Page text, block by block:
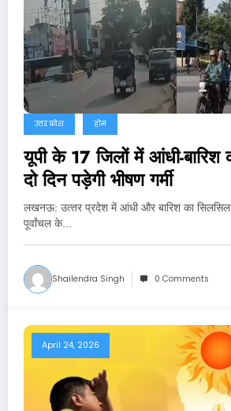
उत्तर प्रदेश होम
यूपी के 17 जिलों में आंधी-बारिश
दो दिन पड़ेगी भीषण गर्मी
लखनऊ: उत्‍तर प्रदेश में आंधी और बारिश का सिलसिला
पूर्वांचल के…
Shailendra Singh 0 Comments
April 24, 2026